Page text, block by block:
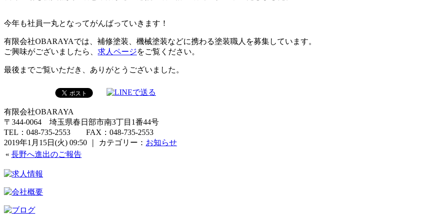
今年も社員一丸となってがんばっていきます！
有限会社OBARAYAでは、補修塗装、機械塗装などに携わる塗装職人を募集しています。
ご興味がございましたら、 求人ページをご覧ください。
最後までご覧いただき、ありがとうございました。
有限会社OBARAYA
〒344-0064 埼玉県春日部市南3丁目1番44号
TEL：048-735-2553 FAX：048-735-2553
2019年1月15日(火) 09:50 ｜ カテゴリー： お知らせ
« 長野へ進出のご報告